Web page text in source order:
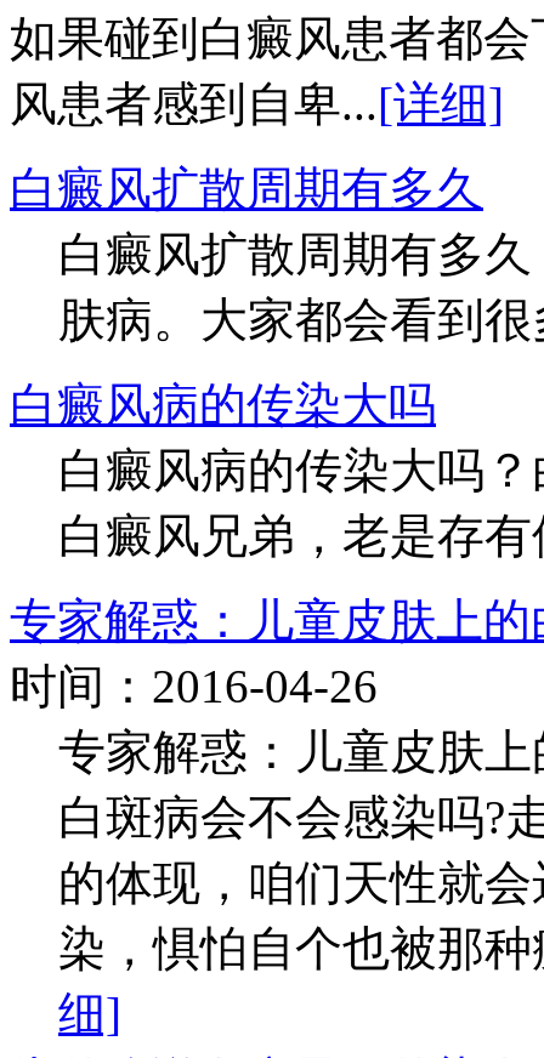
如果碰到白癜风患者都
风患者感到自卑...[详细]
白癜风扩散周期有多久
白癜风扩散周期有多
肤病。大家都会看到
白癜风病的传染大吗
白癜风病的传染大吗
白癜风兄弟，老是存
专家解惑：儿童皮肤上
时间：2016-04-26
专家解惑：儿童皮肤
白斑病会不会感染吗?
的体现，咱们天性就
染，惧怕自个也被那
细]